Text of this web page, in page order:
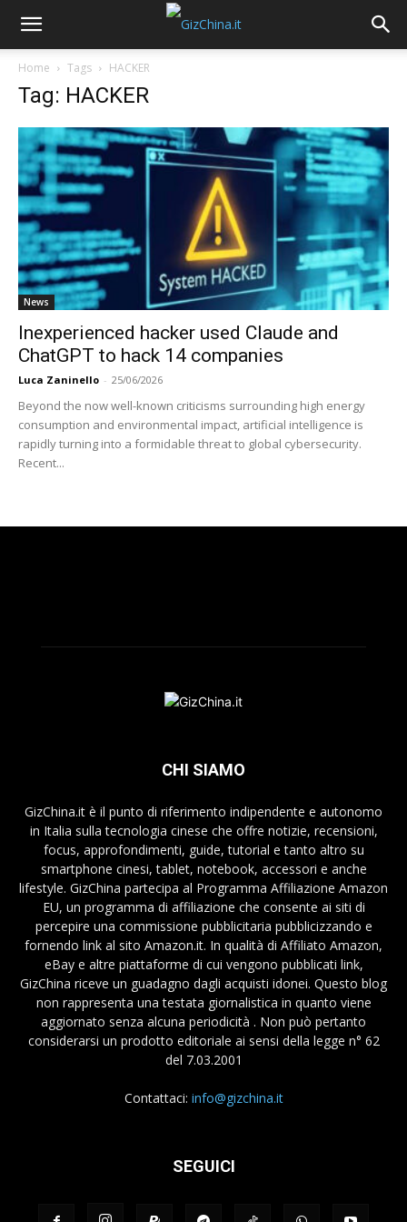
Home Tags HACKER
Tag: HACKER
News
Inexperienced hacker used Claude and
ChatGPT to hack 14 companies
Luca Zaninello - 25/06/2026
Beyond the now well-known criticisms surrounding high energy
consumption and environmental impact, artificial intelligence is
rapidly turning into a formidable threat to global cybersecurity.
Recent...
CHI SIAMO
GizChina.it è il punto di riferimento indipendente e autonomo
in Italia sulla tecnologia cinese che offre notizie, recensioni,
focus, approfondimenti, guide, tutorial e tanto altro su
smartphone cinesi, tablet, notebook, accessori e anche
lifestyle. GizChina partecipa al Programma Affiliazione Amazon
EU, un programma di affiliazione che consente ai siti di
percepire una commissione pubblicitaria pubblicizzando e
fornendo link al sito Amazon.it. In qualità di Affiliato Amazon,
eBay e altre piattaforme di cui vengono pubblicati link,
GizChina riceve un guadagno dagli acquisti idonei. Questo blog
non rappresenta una testata giornalistica in quanto viene
aggiornato senza alcuna periodicità . Non può pertanto
considerarsi un prodotto editoriale ai sensi della legge n° 62
del 7.03.2001
Contattaci: info@gizchina.it
SEGUICI